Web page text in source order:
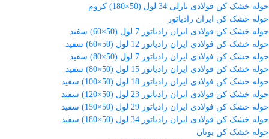
حوله خشک کن فولادی بارلی 34 لول (50×180) کروم
حوله خشک کن ایران رادیاتور
حوله خشک کن فولادی ایران رادیاتور 7 لول (50×60) سفید
حوله خشک کن فولادی ایران رادیاتور 12 لول (50×60) سفید
حوله خشک کن فولادی ایران رادیاتور 7 لول (50×80) سفید
حوله خشک کن فولادی ایران رادیاتور 15 لول (50×80) سفید
حوله خشک کن فولادی ایران رادیاتور 18 لول (50×100) سفید
حوله خشک کن فولادی ایران رادیاتور 23 لول (50×120) سفید
حوله خشک کن فولادی ایران رادیاتور 29 لول (50×150) سفید
حوله خشک کن فولادی ایران رادیاتور 34 لول (50×180) سفید
حوله خشک کن بوتان